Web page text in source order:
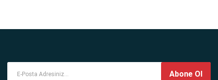
Abone Ol